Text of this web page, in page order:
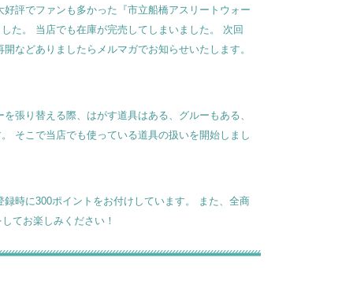
好評でファンも多かった『市立船橋アスリートウォー
た。 当店でも在庫が完売してしまいました。 次回
などありましたらメルマガでお知らせいたします。
を張り替える際、はがす道具はある、グルーもある、
そこで当店でも使っている道具の扱いを開始しまし
時に300ポイントをお付けしています。 また、全商
てお楽しみください！